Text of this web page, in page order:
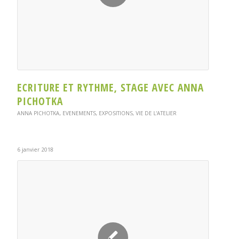
ECRITURE ET RYTHME, STAGE AVEC ANNA
PICHOTKA
ANNA PICHOTKA, EVENEMENTS, EXPOSITIONS, VIE DE L'ATELIER
6 janvier 2018